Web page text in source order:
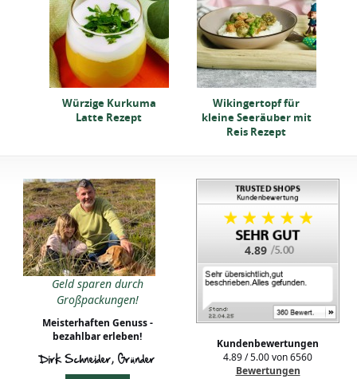
Würzige Kurkuma
Latte Rezept
Wikingertopf für
kleine Seeräuber mit
Reis Rezept
Geld sparen durch
Großpackungen!
Meisterhaften Genuss -
bezahlbar erleben!
Dirk Schneider, Gründer
4.89
Kundenbewertungen
4.89/5.00von6560
Bewertungen